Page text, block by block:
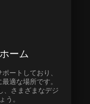
ーム
ートしており、
適な場所です。
さまざまなデジ
う。